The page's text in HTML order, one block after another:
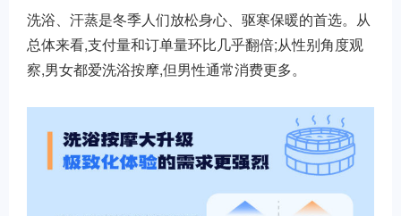
洗浴、汗蒸是冬季人们放松身心、驱寒保暖的首选。从
总体来看,支付量和订单量环比几乎翻倍;从性别角度观
察,男女都爱洗浴按摩,但男性通常消费更多。